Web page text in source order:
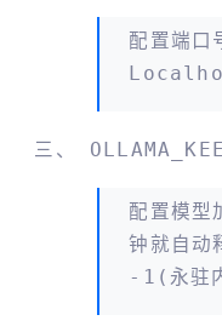
配置端口
配置模型
钟就自
-1(永驻